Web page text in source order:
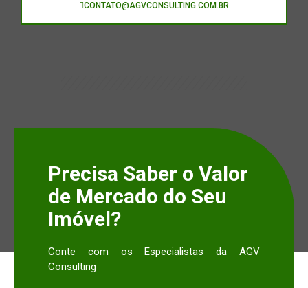
CONTATO@AGVCONSULTING.COM.BR
Precisa Saber o Valor
de Mercado do Seu
Imóvel?​
Conte com os Especialistas da AGV
Consulting